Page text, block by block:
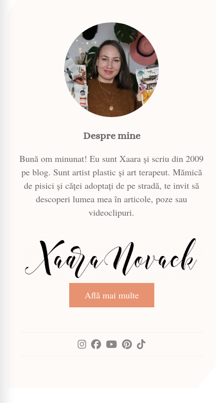
Despre mine
Bună om minunat! Eu sunt Xaara și scriu din 2009
pe blog. Sunt artist plastic și art terapeut. Mămică
de pisici și căței adoptați de pe stradă, te invit să
descoperi lumea mea în articole, poze sau
videoclipuri.
Află mai multe